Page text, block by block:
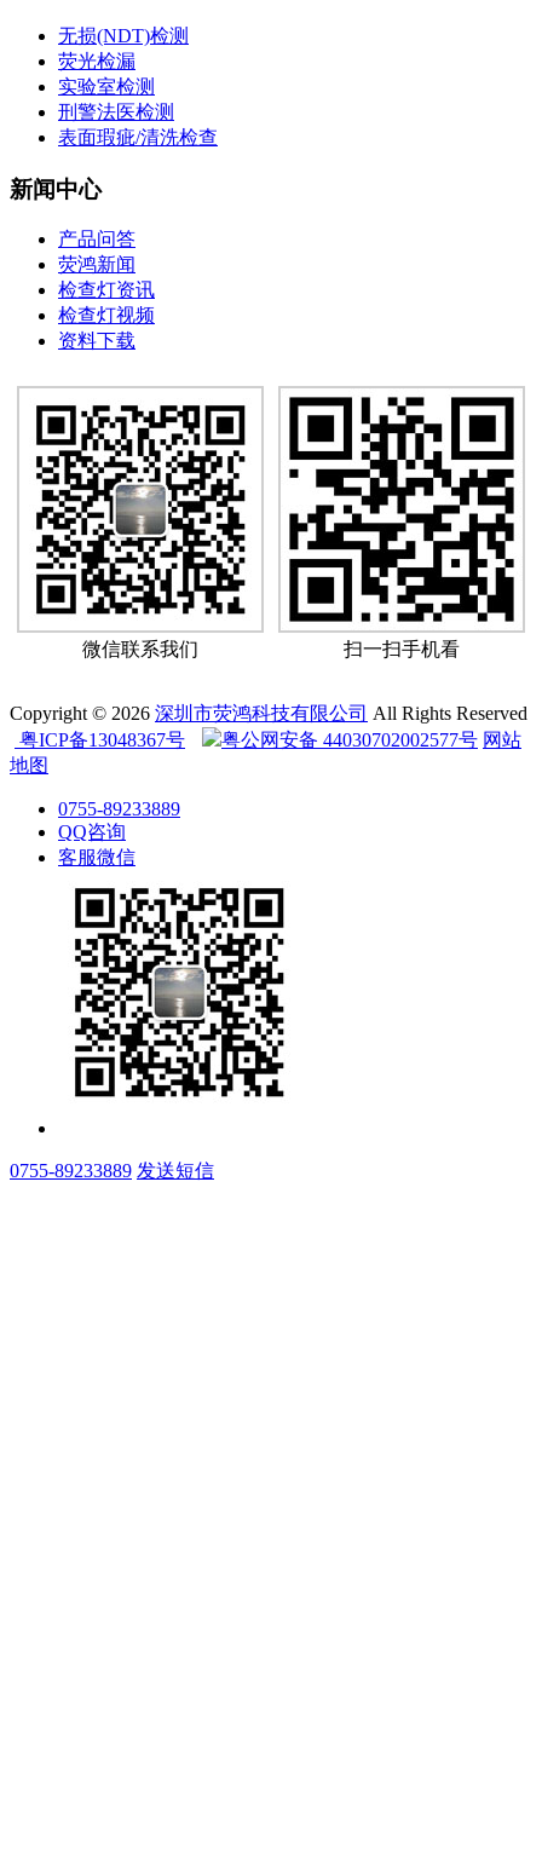
无损(NDT)检测
荧光检漏
实验室检测
刑警法医检测
表面瑕疵/清洗检查
新闻中心
产品问答
荧鸿新闻
检查灯资讯
检查灯视频
资料下载
微信联系我们 扫一扫手机看
Copyright © 2026 深圳市荧鸿科技有限公司 All Rights Reserved
粤ICP备13048367号
粤公网安备 44030702002577号 网站
地图
0755-89233889
QQ咨询
客服微信
0755-89233889 发送短信